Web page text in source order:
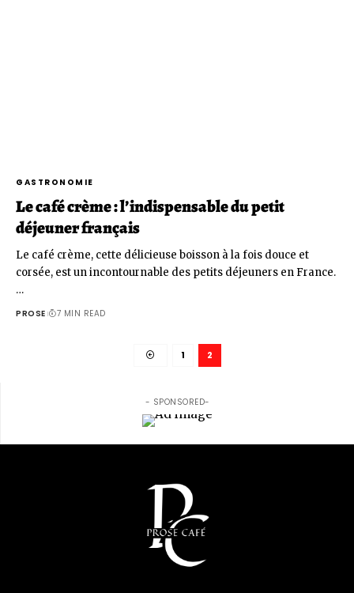
GASTRONOMIE
Le café crème : l’indispensable du petit
déjeuner français
Le café crème, cette délicieuse boisson à la fois douce et
corsée, est un incontournable des petits déjeuners en France.
…
PROSE 7 MIN READ
1 2
- SPONSORED-